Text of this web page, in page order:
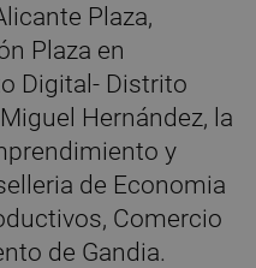
Plaza,
Plaza en
Digital- Distrito
Hernández, la
y
de Economia
Comercio
de Gandia.